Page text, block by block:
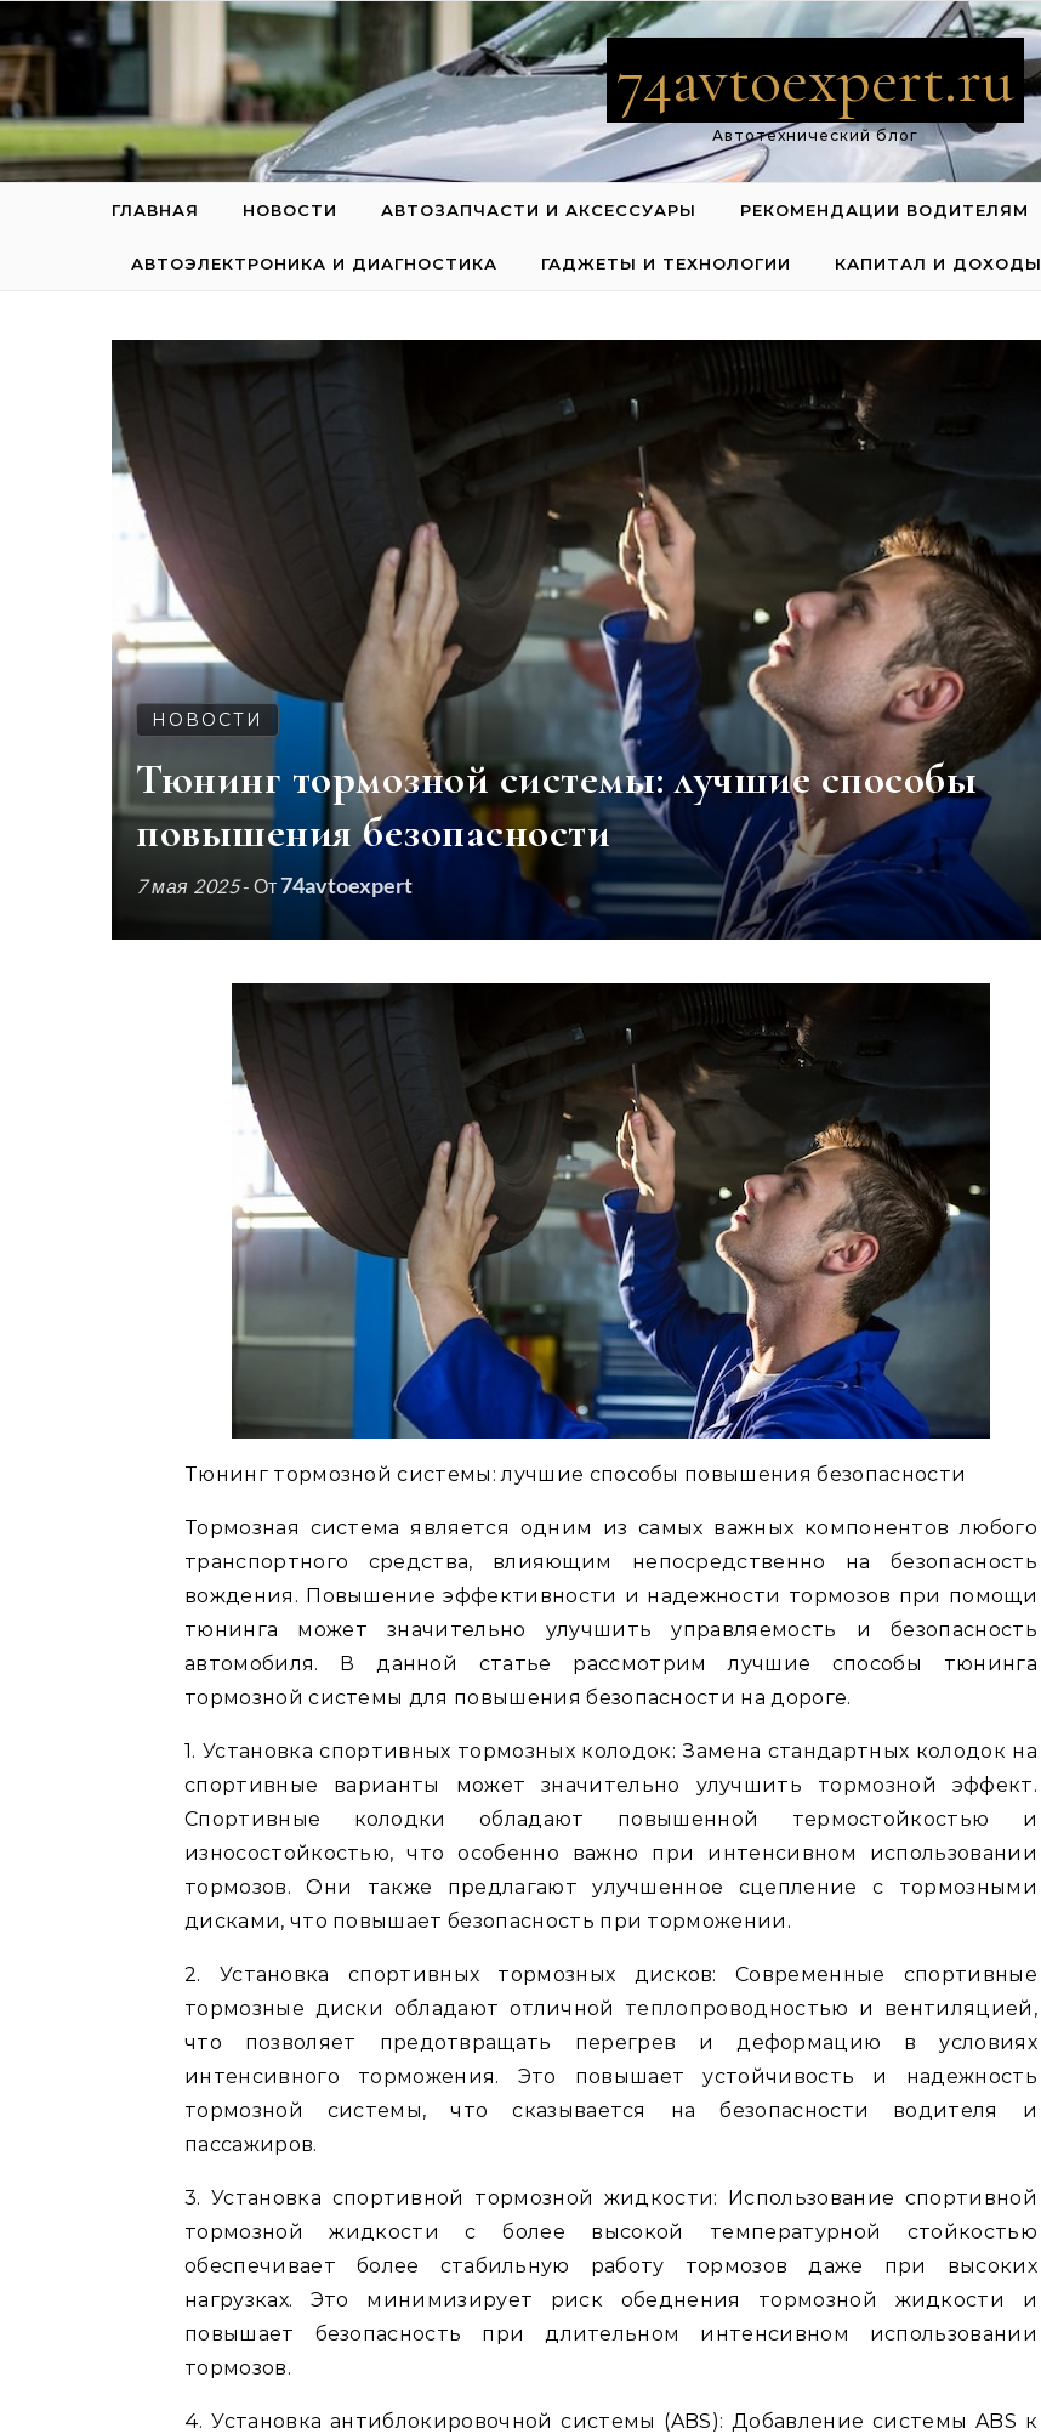
Перейти к содержимому
74avtoexpert.ru
Автотехнический блог
ГЛАВНАЯ НОВОСТИ АВТОЗАПЧАСТИ И АКСЕССУАРЫ РЕКОМЕНДАЦИИ ВОДИТЕЛЯМ
АВТОЭЛЕКТРОНИКА И ДИАГНОСТИКА ГАДЖЕТЫ И ТЕХНОЛОГИИ КАПИТАЛ И ДОХОДЫ
НОВОСТИ
Тюнинг тормозной системы: лучшие способы
повышения безопасности
7 мая 2025- От74avtoexpert
Тюнинг тормозной системы: лучшие способы повышения безопасности
Тормозная система является одним из самых важных компонентов любого
транспортного средства, влияющим непосредственно на безопасность
вождения. Повышение эффективности и надежности тормозов при помощи
тюнинга может значительно улучшить управляемость и безопасность
автомобиля. В данной статье рассмотрим лучшие способы тюнинга
тормозной системы для повышения безопасности на дороге.
1. Установка спортивных тормозных колодок: Замена стандартных колодок на
спортивные варианты может значительно улучшить тормозной эффект.
Спортивные колодки обладают повышенной термостойкостью и
износостойкостью, что особенно важно при интенсивном использовании
тормозов. Они также предлагают улучшенное сцепление с тормозными
дисками, что повышает безопасность при торможении.
2. Установка спортивных тормозных дисков: Современные спортивные
тормозные диски обладают отличной теплопроводностью и вентиляцией,
что позволяет предотвращать перегрев и деформацию в условиях
интенсивного торможения. Это повышает устойчивость и надежность
тормозной системы, что сказывается на безопасности водителя и
пассажиров.
3. Установка спортивной тормозной жидкости: Использование спортивной
тормозной жидкости с более высокой температурной стойкостью
обеспечивает более стабильную работу тормозов даже при высоких
нагрузках. Это минимизирует риск обеднения тормозной жидкости и
повышает безопасность при длительном интенсивном использовании
тормозов.
4. Установка антиблокировочной системы (ABS): Добавление системы ABS к